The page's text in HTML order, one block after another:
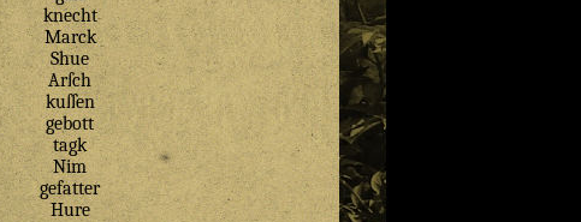
knecht
Marck
Shue
Arſch
kuſſen
gebott
tagk
Nim
gefatter
Hure